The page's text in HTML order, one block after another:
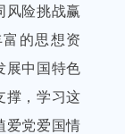
风险挑战赢
的思想资
展中国特色
撑，学习这
爱党爱国情